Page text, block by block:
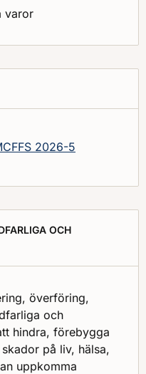
varor
2026-5
OCH
överföring,
och
hindra, förebygga
på liv, hälsa,
uppkomma